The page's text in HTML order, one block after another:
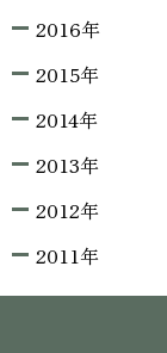
2016年
2015年
2014年
2013年
2012年
2011年